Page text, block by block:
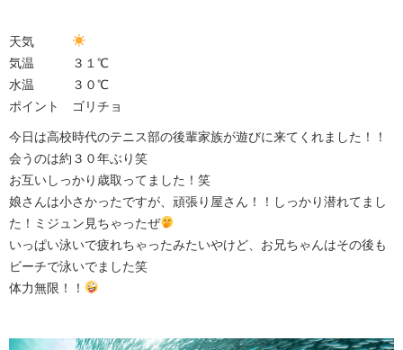
天気
気温 ３１℃
水温 ３０℃
ポイント ゴリチョ
今日は高校時代のテニス部の後輩家族が遊びに来てくれました！！
会うのは約３０年ぶり笑
お互いしっかり歳取ってました！笑
娘さんは小さかったですが、頑張り屋さん！！しっかり潜れてまし
た！ミジュン見ちゃったぜ
いっぱい泳いで疲れちゃったみたいやけど、お兄ちゃんはその後も
ビーチで泳いでました笑
体力無限！！